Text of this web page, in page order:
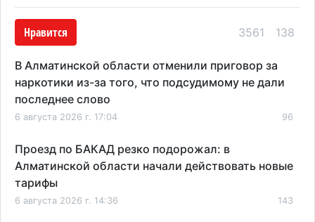
Нравится 3561 138
В Алматинской области отменили приговор за
наркотики из-за того, что подсудимому не дали
последнее слово
6 августа 2026 г. 17:04 96
Проезд по БАКАД резко подорожал: в
Алматинской области начали действовать новые
тарифы
6 августа 2026 г. 14:36 143